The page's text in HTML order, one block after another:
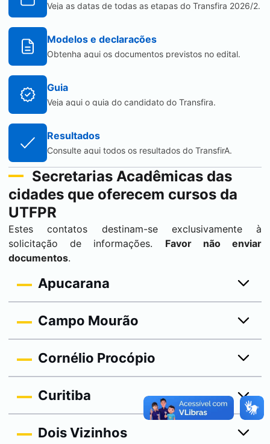
Veja as datas de todas as etapas do Transfira 2026/2.
Modelos e declarações
Obtenha aqui os documentos previstos no edital.
Guia
Veja aqui o guia do candidato do Transfira.
Resultados
Consulte aqui todos os resultados do TransfirA.
Secretarias Acadêmicas das
cidades que oferecem cursos da
UTFPR
Estes contatos destinam-se exclusivamente à
solicitação de informações. Favor não enviar
documentos.
Apucarana
Campo Mourão
Cornélio Procópio
Curitiba
Dois Vizinhos